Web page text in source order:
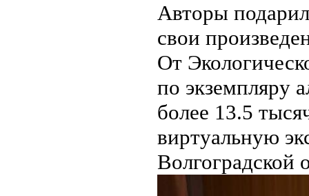
Авторы
свои
От
по экземпляру
более 13.5
виртуальную
Волгоградской